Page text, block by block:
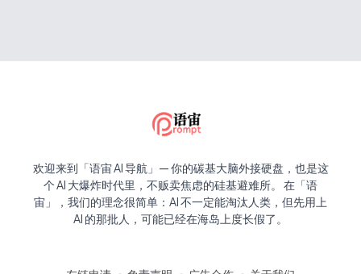
欢迎来到「语宙 AI 导航」— 你的碳基大脑外接硬盘，也是这
个 AI 大爆炸时代里，不贩卖焦虑的硅基避难所。 在「语
宙」，我们的理念很简单：AI 不一定能淘汰人类，但先用上
AI 的那批人，可能已经在海岛上度长假了。